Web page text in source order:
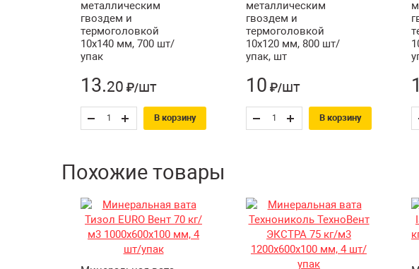
металлическим
гвоздем и
термоголовкой
10х140 мм, 700 шт/
упак
13.20 ₽/шт
В корзину
металлическим
гвоздем и
термоголовкой
10х120 мм, 800 шт/
упак, шт
10 ₽/шт
В корзину
Похожие товары